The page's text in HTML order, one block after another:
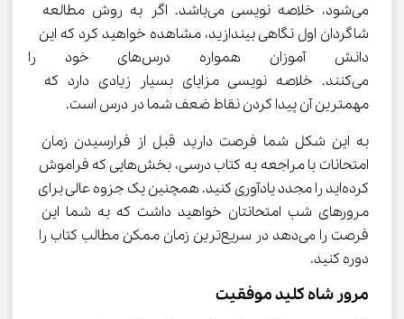
می‌شود، خلاصه نویسی می‌باشد. اگر به روش مطالعه
شاگردان اول نگاهی بیندازید، مشاهده خواهید کرد که این
دانش آموزان همواره
می‌کنند. خلاصه نویسی مزایای بسیار زیادی دارد که
مهمترین آن پیدا کردن نقاط ضعف شما در درس است.
به این شکل شما فرصت دارید قبل از فرارسیدن زمان
امتحانات با مراجعه به کتاب درسی، بخش‌هایی که فراموش
کرده‌اید را مجدد یادآوری کنید. همچنین یک جزوه عالی برای
مرورهای شب امتحانتان خواهید داشت که به شما این
فرصت را می‌دهد در سریع‌ترین زمان ممکن مطالب کتاب را
دوره کنید.
مرور شاه کلید موفقیت